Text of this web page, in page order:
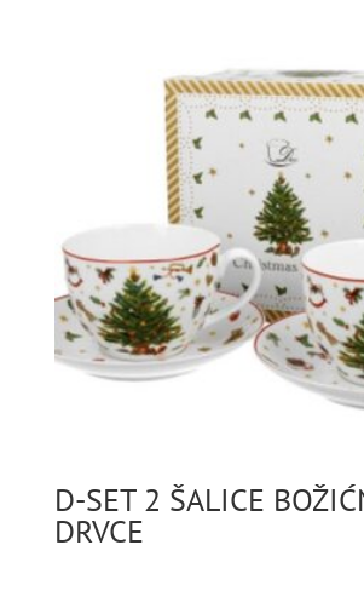
D-SET 2 ŠALICE
DRVCE